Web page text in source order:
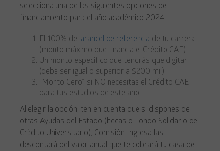
selecciona una de las siguientes opciones de
financiamiento para el año académico 2024:
El 100% del arancel de referencia de tu carrera
(monto máximo que financia el Crédito CAE).
Un monto específico que tendrás que digitar
(debe ser igual o superior a $200 mil).
“Monto Cero”, si NO necesitas el Crédito CAE
para tus estudios de este año.
Al elegir la opción, ten en cuenta que si dispones de
otras Ayudas del Estado (becas o Fondo Solidario de
Crédito Universitario), Comisión Ingresa las
descontará del valor anual que te cobrará tu casa de